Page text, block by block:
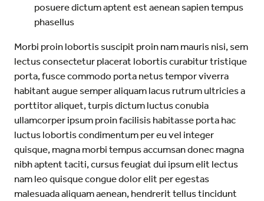
posuere dictum aptent est aenean sapien tempus
phasellus
Morbi proin lobortis suscipit proin nam mauris nisi, sem
lectus consectetur placerat lobortis curabitur tristique
porta, fusce commodo porta netus tempor viverra
habitant augue semper aliquam lacus rutrum ultricies a
porttitor aliquet, turpis dictum luctus conubia
ullamcorper ipsum proin facilisis habitasse porta hac
luctus lobortis condimentum per eu vel integer
quisque, magna morbi tempus accumsan donec magna
nibh aptent taciti, cursus feugiat dui ipsum elit lectus
nam leo quisque congue dolor elit per egestas
malesuada aliquam aenean, hendrerit tellus tincidunt